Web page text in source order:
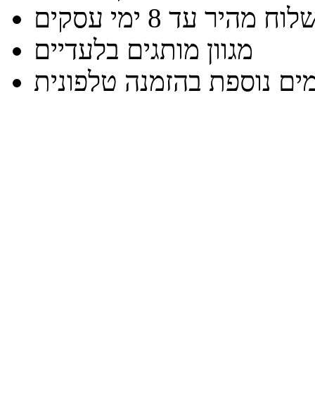
מהיר עד 8 ימי עסקים
מגוון מותגים בלעדיים
נוספת בהזמנה טלפונית